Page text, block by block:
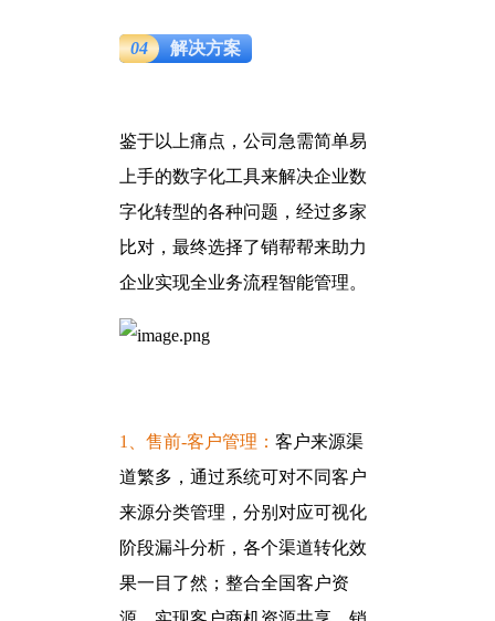
04 解决方案
鉴于以上痛点，公司急需简单易
上手的数字化工具来解决企业数
字化转型的各种问题，经过多家
比对，最终选择了销帮帮来助力
企业实现全业务流程智能管理。
1、售前-客户管理： 客户来源渠
道繁多，通过系统可对不同客户
来源分类管理，分别对应可视化
阶段漏斗分析，各个渠道转化效
果一目了然；整合全国客户资